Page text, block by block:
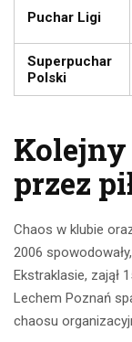
Puchar Ligi
Superpuchar
Polski
przez
Chaos w klubie
2006
Ekstraklasie, zajął
Lechem Poznań
chaosu